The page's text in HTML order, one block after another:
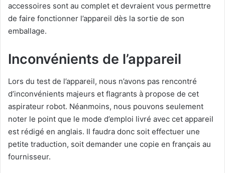
accessoires sont au complet et devraient vous permettre
de faire fonctionner l’appareil dès la sortie de son
emballage.
Inconvénients de l’appareil
Lors du test de l’appareil, nous n’avons pas rencontré
d’inconvénients majeurs et flagrants à propose de cet
aspirateur robot. Néanmoins, nous pouvons seulement
noter le point que le mode d’emploi livré avec cet appareil
est rédigé en anglais. Il faudra donc soit effectuer une
petite traduction, soit demander une copie en français au
fournisseur.